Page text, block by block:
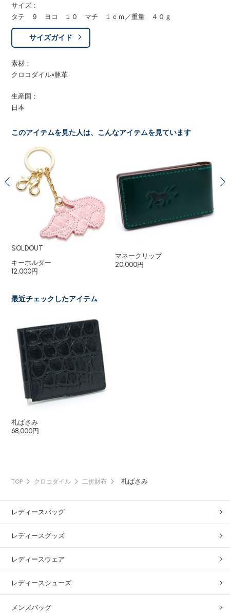
サイズ：
タテ ９ ヨコ １０ マチ １ｃｍ／重量 ４０ｇ
サイズガイド
素材：
クロコダイル×豚革
生産国：
日本
このアイテムを見た人は、こんなアイテムを見ています
SOLDOUT
キーホルダー
12,000円
マネークリップ
20,000円
最近チェックしたアイテム
札ばさみ
68,000円
TOP クロコダイル 二折財布 札ばさみ
レディースバッグ
レディースグッズ
レディースウェア
レディースシューズ
メンズバッグ